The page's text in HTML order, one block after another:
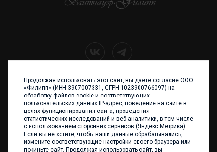
+7 (4012) 960 898
236017 Калининград,
ул. Каштановая аллея, 47
Телефон: +7 4012 960 898,
+7 4012 960 856
Написать нам
Продолжая использовать этот сайт, вы даете согласие ООО
«Филипп» (ИНН 3907007331, ОГРН 1023900766097) на
обработку файлов cookie и соответствующих
пользовательских данных IP-адрес, поведение на сайте в
целях функционирования сайта, проведения
статистических исследований и веб-аналитики, в том числе
с использованием сторонних сервисов (Яндекс.Метрика).
Если вы не хотите, чтобы ваши данные обрабатывались,
измените соответствующие настройки своего браузера или
покиньте сайт. Продолжая использовать сайт, вы